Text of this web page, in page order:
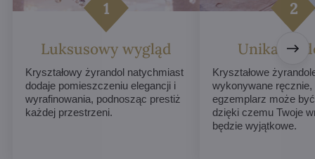
Luksusowy wygląd
Kryształowy żyrandol natychmiast
dodaje pomieszczeniu elegancji i
wyrafinowania, podnosząc prestiż
każdej przestrzeni.
Unikalne
Kryształowe
wykonywane
egzemplarz może
dzięki czemu Twoje
będzie wyjątkowe.